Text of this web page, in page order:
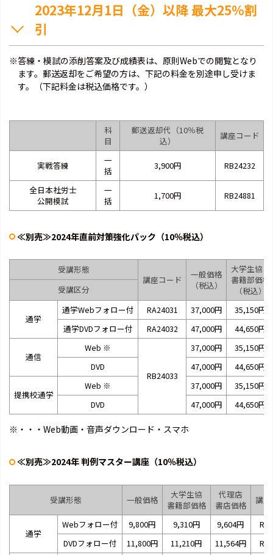
2023年12月1日（金）以降 最大25％割
引
※答練・模試の添削答案及び成績表は、原則Webでの閲覧となり
ます。郵送返却をご希望の方は、下記の料金を別途申し受けま
す。（下記料金は税込価格です。）
科
目
郵送返却代（10％税
込）
講座コード
実戦答練
一
括
3,900円 RB24232
全日本社労士
公開模試
一
括
1,700円 RB24881
≪別売≫2024年直前対策強化パック（10％税込）
受講形態
講座コード
一般価格
（税込）
大学生協・
書籍部価格
（税込）
受講区分
通学
通学Webフォロー付 RA24031 37,000円
35,150円
通学DVDフォロー付
RA24032 47,000円 44,650円
通信
Web ※
RB24033
37,000円
35,150円
DVD
47,000円 44,650円
提携校通学
Web ※ 37,000円
35,150円
DVD
47,000円 44,650円
※・・・Web動画・音声ダウンロード・スマホ
≪別売≫2024年 判例マスター講座（10％税込）
受講形態 一般価格
大学生協
書籍部価格
代理店
書店価格
講
通学
Webフォロー付 9,800円 9,310円 9,604円
DVDフォロー付
11,800円 11,210円 11,564円